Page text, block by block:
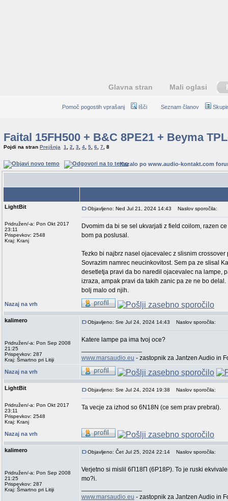
Glavna stran Mali oglasi
Pomoč pogostih vprašanj Išči Seznam članov
Faital 15FH500 + B&C 8PE21 + Beyma
Pojdi na stran Prejšnja 1 2 3 4 5 6 7 8
Kazalo po www.audio-kontakt.com
LightBit
Pridružen/-a: Pon Okt 2017
23:11
Prispevkov: 2548
Kraj: Kranj
Objavljeno: Ned Jul 21, 2024 14:43 Naslov sporočila:
Dvomim da bi se sel ukvarjati z field coilom, razen
bom pa poslusal.
Tezko bi najbrz nasel ojacevalec z slisnim
Sovrazim namrec neucinkovitost. Sem pa ze slisal
desetletja pravi da bo naredil ojacevalec na lampe,
izraza, ampak pravi da takih zanic pa ze ne bo
bolj malo od njih.
Nazaj na vrh
kalimero
Pridružen/-a: Pon Sep 2008
21:25
Prispevkov: 287
Kraj: Šmartno pri Litiji
Objavljeno: Sre Jul 24, 2024 14:43 Naslov sporočila:
Katere lampe pa ima tvoj oce?
www.marsaudio.eu - zastopnik za Jantzen Audio in
Nazaj na vrh
LightBit
Pridružen/-a: Pon Okt 2017
23:11
Prispevkov: 2548
Kraj: Kranj
Objavljeno: Sre Jul 24, 2024 19:38 Naslov sporočila:
Ta vecje za izhod so 6N18N (ce sem prav prebral).
Nazaj na vrh
kalimero
Pridružen/-a: Pon Sep 2008
21:25
Prispevkov: 287
Kraj: Šmartno pri Litiji
Objavljeno: Čet Jul 25, 2024 22:14 Naslov sporočila:
Verjetno si mislil 6П18П (6P18P). To je ruski
mo?i.
www.marsaudio.eu - zastopnik za Jantzen Audio in